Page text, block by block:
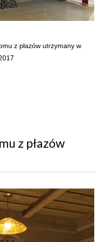
z płazów utrzymany w
z płazów